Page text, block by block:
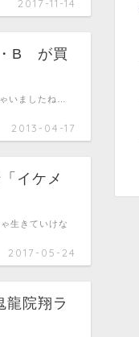
2017-11-14
B が買
2013-04-17
いましたね…
イケメ
2017-05-24
生きていけな
龍院翔ラ